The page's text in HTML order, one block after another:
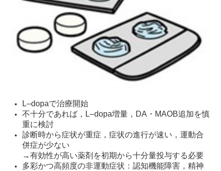
L–dopaで治療開始
不十分であれば，L–dopa増量，DA・MAOB追加を慎
重に検討
診断時から症状が重症，症状の進行が速い，運動合
併症が少ない
→有効性が高い薬剤を初期から十分量投与する必要
多彩かつ高頻度の非運動症状：認知機能障害，精神